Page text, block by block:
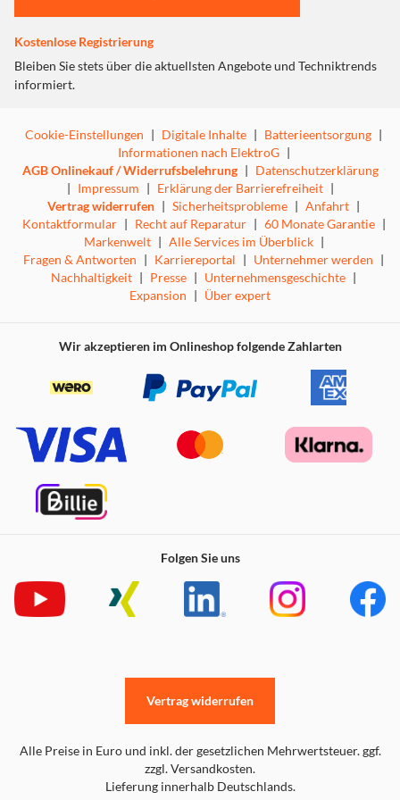
Kostenlose Registrierung
Bleiben Sie stets über die aktuellsten Angebote und Techniktrends
informiert.
Cookie-Einstellungen | Digitale Inhalte | Batterieentsorgung |
Informationen nach ElektroG |
AGB Onlinekauf / Widerrufsbelehrung | Datenschutzerklärung
| Impressum | Erklärung der Barrierefreiheit |
Vertrag widerrufen | Sicherheitsprobleme | Anfahrt |
Kontaktformular | Recht auf Reparatur | 60 Monate Garantie |
Markenwelt | Alle Services im Überblick |
Fragen & Antworten | Karriereportal | Unternehmer werden |
Nachhaltigkeit | Presse | Unternehmensgeschichte |
Expansion | Über expert
Wir akzeptieren im Onlineshop folgende Zahlarten
Folgen Sie uns
Alle Preise in Euro und inkl. der gesetzlichen Mehrwertsteuer. ggf.
zzgl. Versandkosten.
Lieferung innerhalb Deutschlands.
Vertrag widerrufen